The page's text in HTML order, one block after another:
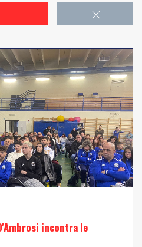
incontra le